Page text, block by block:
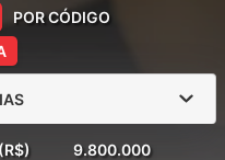
POR CÓDIGO
9.800.000